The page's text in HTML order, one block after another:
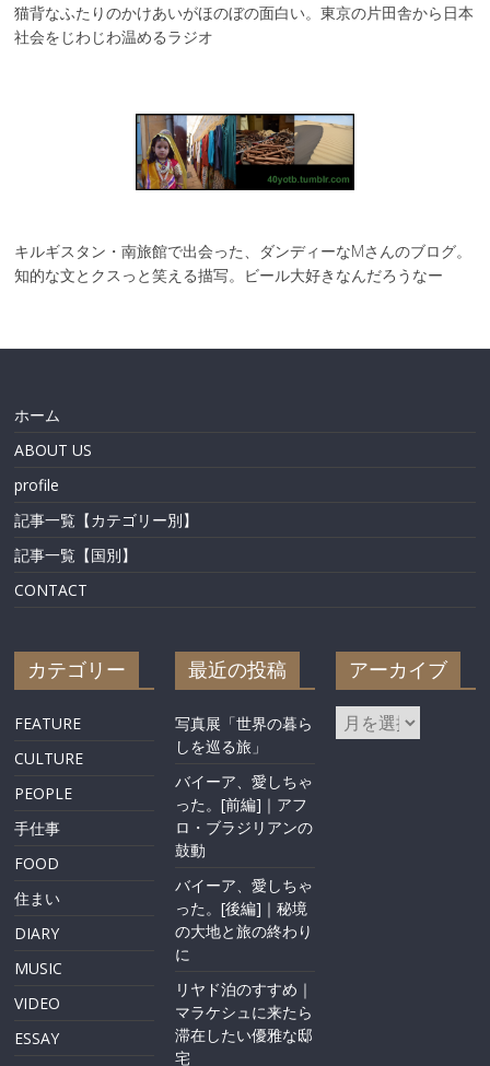
猫背なふたりのかけあいがほのぼの面白い。東京の片田舎から日本
社会をじわじわ温めるラジオ
キルギスタン・南旅館で出会った、ダンディーなMさんのブログ。
知的な文とクスっと笑える描写。ビール大好きなんだろうなー
ホーム
ABOUT US
profile
記事一覧【カテゴリー別】
記事一覧【国別】
CONTACT
カテゴリー
FEATURE
CULTURE
PEOPLE
手仕事
FOOD
住まい
DIARY
MUSIC
VIDEO
ESSAY
最近の投稿
写真展「世界の暮ら
しを巡る旅」
バイーア、愛しちゃ
った。[前編]｜アフ
ロ・ブラジリアンの
鼓動
バイーア、愛しちゃ
った。[後編]｜秘境
の大地と旅の終わり
に
リヤド泊のすすめ｜
マラケシュに来たら
滞在したい優雅な邸
宅
アーカイブ